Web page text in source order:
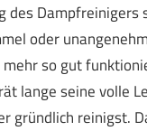
Dampfreinigers
oder
so gut
lange seine volle
gründlich reinigst.